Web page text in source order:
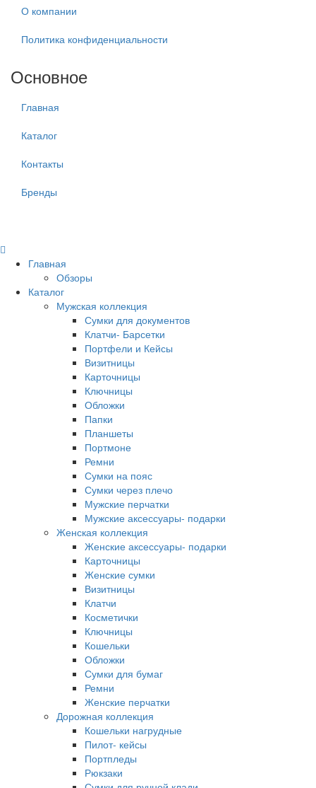
О компании
Политика конфиденциальности
Основное
Главная
Каталог
Контакты
Бренды
Главная
Обзоры
Каталог
Мужская коллекция
Сумки для документов
Клатчи- Барсетки
Портфели и Кейсы
Визитницы
Карточницы
Ключницы
Обложки
Папки
Планшеты
Портмоне
Ремни
Сумки на пояс
Сумки через плечо
Мужские перчатки
Мужские аксессуары- подарки
Женская коллекция
Женские аксессуары- подарки
Карточницы
Женские сумки
Визитницы
Клатчи
Косметички
Ключницы
Кошельки
Обложки
Сумки для бумаг
Ремни
Женские перчатки
Дорожная коллекция
Кошельки нагрудные
Пилот- кейсы
Портпледы
Рюкзаки